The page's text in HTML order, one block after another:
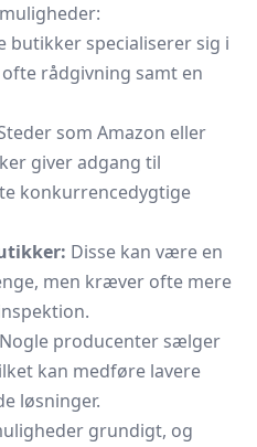
butikker specialiserer sig i
rådgivning samt en
som Amazon eller
giver adgang til
konkurrencedygtige
Disse kan være en
men kræver ofte mere
Nogle producenter sælger
kan medføre lavere
løsninger.
grundigt, og